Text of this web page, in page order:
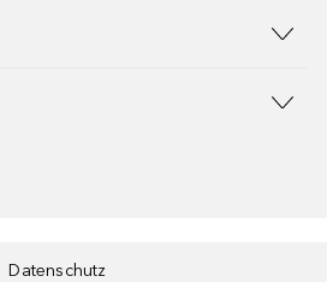
Datenschutz